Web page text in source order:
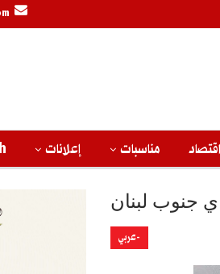
اقتصاد مناسبات إعلانات
جنوب لبنان
-عربي